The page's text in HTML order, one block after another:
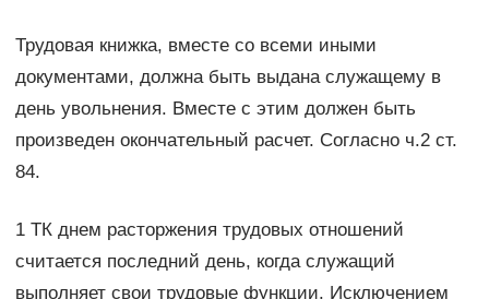
Трудовая книжка, вместе со всеми иными
документами, должна быть выдана служащему в
день увольнения. Вместе с этим должен быть
произведен окончательный расчет. Согласно ч.2 ст.
84.
1 ТК днем расторжения трудовых отношений
считается последний день, когда служащий
выполняет свои трудовые функции. Исключением